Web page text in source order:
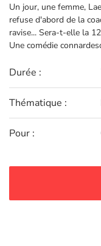
Un jour, une femme,
refuse d'abord de la
ravise... Sera-t-elle la
Une comédie
Durée :
Thématique :
Pour :